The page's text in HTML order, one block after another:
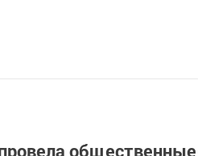
общественные